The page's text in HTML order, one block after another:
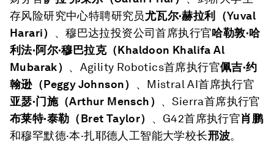
存风险研究中心特聘研究员尤瓦尔·赫拉利（Yuval
Harari）
、穆巴达拉投资公司首席执行官哈勒敦·哈
利法·阿尔·穆巴拉克（Khaldoon Khalifa Al
Mubarak） 、Agility Robotics首席执行官佩吉·约
翰逊（Peggy Johnson）
、Mistral AI首席执行官
亚瑟·门施（Arthur Mensch） 、Sierra首席执行官
布莱特·泰勒（Bret Taylor） 、G42首席执行官肖鹏
和穆罕默德·本·扎耶德人工智能大学校长邢波。